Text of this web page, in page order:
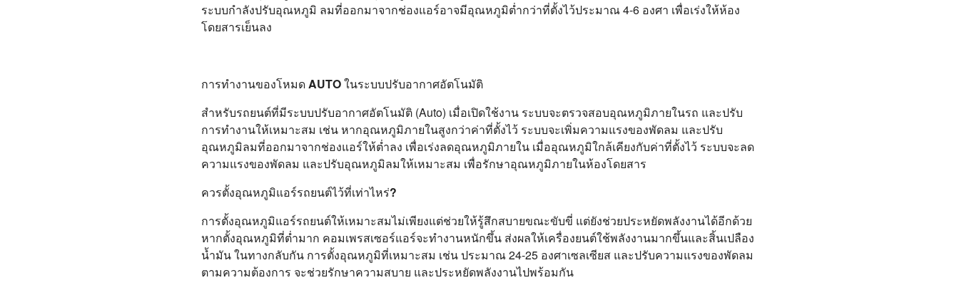
ระบบกำลังปรับอุณหภูมิ ลมที่ออกมาจากช่องแอร์อาจมีอุณหภูมิต่ำกว่าที่ตั้งไว้ประมาณ 4-6 องศา เพื่อเร่งให้ห้อง
โดยสารเย็นลง
การทำงานของโหมด AUTO ในระบบปรับอากาศอัตโนมัติ
สำหรับรถยนต์ที่มีระบบปรับอากาศอัตโนมัติ (Auto) เมื่อเปิดใช้งาน ระบบจะตรวจสอบอุณหภูมิภายในรถ และปรับ
การทำงานให้เหมาะสม เช่น หากอุณหภูมิภายในสูงกว่าค่าที่ตั้งไว้ ระบบจะเพิ่มความแรงของพัดลม และปรับ
อุณหภูมิลมที่ออกมาจากช่องแอร์ให้ต่ำลง เพื่อเร่งลดอุณหภูมิภายใน เมื่ออุณหภูมิใกล้เคียงกับค่าที่ตั้งไว้ ระบบจะลด
ความแรงของพัดลม และปรับอุณหภูมิลมให้เหมาะสม เพื่อรักษาอุณหภูมิภายในห้องโดยสาร
ควรตั้งอุณหภูมิแอร์รถยนต์ไว้ที่เท่าไหร่?
การตั้งอุณหภูมิแอร์รถยนต์ให้เหมาะสมไม่เพียงแต่ช่วยให้รู้สึกสบายขณะขับขี่ แต่ยังช่วยประหยัดพลังงานได้อีกด้วย
หากตั้งอุณหภูมิที่ต่ำมาก คอมเพรสเซอร์แอร์จะทำงานหนักขึ้น ส่งผลให้เครื่องยนต์ใช้พลังงานมากขึ้นและสิ้นเปลือง
น้ำมัน ในทางกลับกัน การตั้งอุณหภูมิที่เหมาะสม เช่น ประมาณ 24-25 องศาเซลเซียส และปรับความแรงของพัดลม
ตามความต้องการ จะช่วยรักษาความสบาย และประหยัดพลังงานไปพร้อมกัน